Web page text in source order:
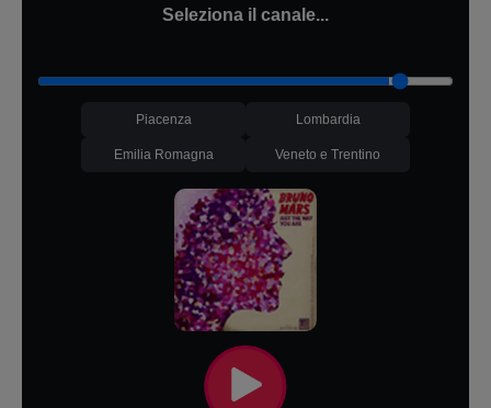
Seleziona il canale...
Piacenza Lombardia
Emilia Romagna Veneto e Trentino